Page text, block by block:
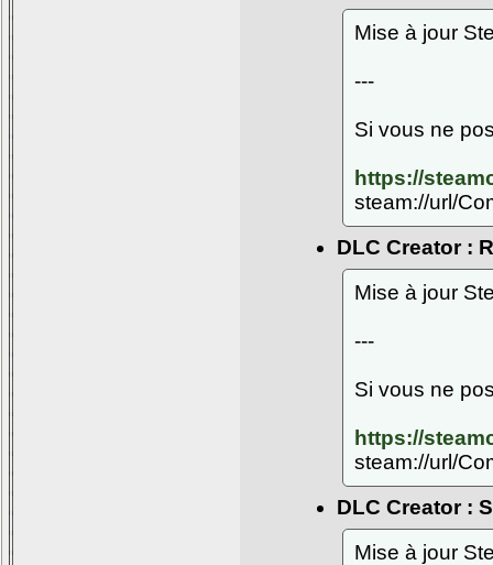
Mise à jour
---
Si vous ne
https://
steam://url/
DLC Creator :
Mise à jour
---
Si vous ne
https://
steam://url/
DLC Creator :
Mise à jour